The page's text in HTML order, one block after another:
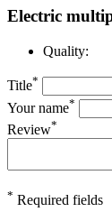
Electric
Quality:
Title*
Your name*
Review*
* Required fields